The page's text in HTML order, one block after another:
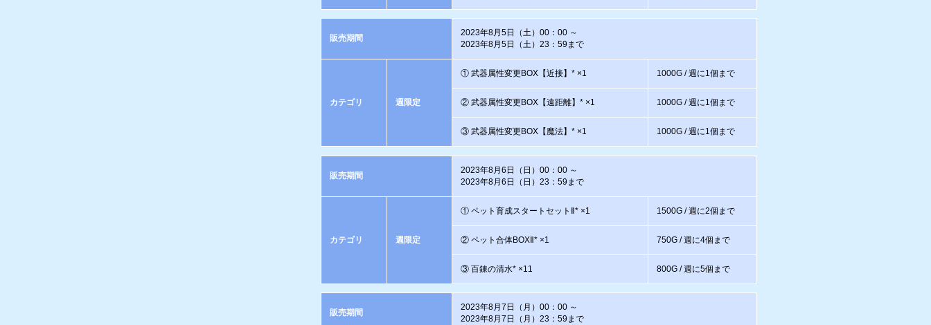
販売期間
2023年8月5日（土）00：00 ～
2023年8月5日（土）23：59まで
カテゴリ 週限定
① 武器属性変更BOX【近接】* ×1 1000G / 週に1個まで
② 武器属性変更BOX【遠距離】* ×1 1000G / 週に1個まで
③ 武器属性変更BOX【魔法】* ×1 1000G / 週に1個まで
販売期間
2023年8月6日（日）00：00 ～
2023年8月6日（日）23：59まで
カテゴリ 週限定
① ペット育成スタートセットⅡ* ×1 1500G / 週に2個まで
② ペット合体BOXⅡ* ×1 750G / 週に4個まで
③ 百錬の清水* ×11 800G / 週に5個まで
販売期間
2023年8月7日（月）00：00 ～
2023年8月7日（月）23：59まで